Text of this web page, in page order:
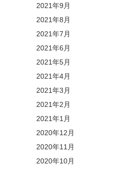
2021年9月
2021年8月
2021年7月
2021年6月
2021年5月
2021年4月
2021年3月
2021年2月
2021年1月
2020年12月
2020年11月
2020年10月